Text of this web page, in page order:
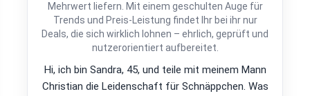
Mehrwert liefern. Mit einem geschulten Auge für
Trends und Preis-Leistung findet Ihr bei ihr nur
Deals, die sich wirklich lohnen – ehrlich, geprüft und
nutzerorientiert aufbereitet.
Hi, ich bin Sandra, 45, und teile mit meinem Mann
Christian die Leidenschaft für Schnäppchen. Was